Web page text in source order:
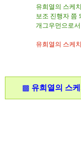
유희열의 스케
보조 진행자 쯤
개그우먼으로
유희열의 스케
▩ 유희열의 스